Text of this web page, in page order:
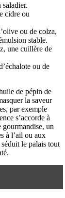
saladier.
cidre ou
ou de colza,
stable.
une cuillère de
ou de
de pépin de
la saveur
par exemple
s’accorde à
un
à l’ail ou aux
le palais tout